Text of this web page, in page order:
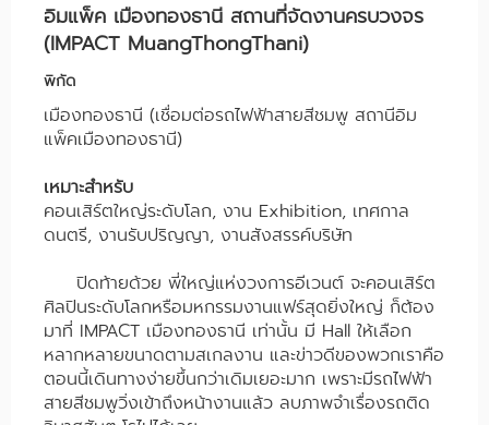
อิมแพ็ค เมืองทองธานี สถานที่จัดงานครบวงจร
(IMPACT MuangThongThani)
พิกัด
เมืองทองธานี (เชื่อมต่อรถไฟฟ้าสายสีชมพู สถานีอิม
แพ็คเมืองทองธานี)
เหมาะสำหรับ
คอนเสิร์ตใหญ่ระดับโลก, งาน Exhibition, เทศกาล
ดนตรี, งานรับปริญญา, งานสังสรรค์บริษัท
ปิดท้ายด้วย พี่ใหญ่แห่งวงการอีเวนต์ จะคอนเสิร์ต
ศิลปินระดับโลกหรือมหกรรมงานแฟร์สุดยิ่งใหญ่ ก็ต้อง
มาที่ IMPACT เมืองทองธานี เท่านั้น มี Hall ให้เลือก
หลากหลายขนาดตามสเกลงาน และข่าวดีของพวกเราคือ
ตอนนี้เดินทางง่ายขึ้นกว่าเดิมเยอะมาก เพราะมีรถไฟฟ้า
สายสีชมพูวิ่งเข้าถึงหน้างานแล้ว ลบภาพจำเรื่องรถติด